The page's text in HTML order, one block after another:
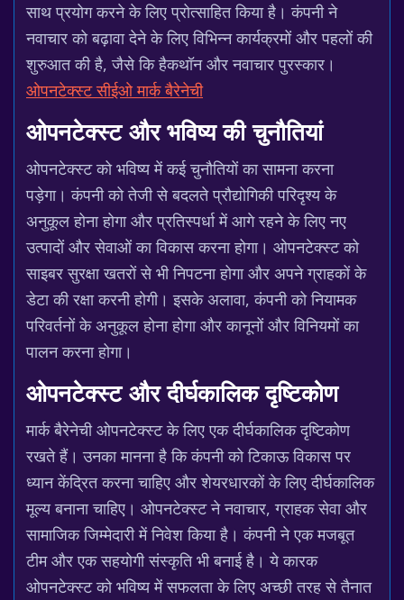
साथ प्रयोग करने के लिए प्रोत्साहित किया है। कंपनी ने
नवाचार को बढ़ावा देने के लिए विभिन्न कार्यक्रमों और पहलों की
शुरुआत की है, जैसे कि हैकथॉन और नवाचार पुरस्कार।
ओपनटेक्स्ट सीईओ मार्क बैरेनेची
ओपनटेक्स्ट और भविष्य की चुनौतियां
ओपनटेक्स्ट को भविष्य में कई चुनौतियों का सामना करना
पड़ेगा। कंपनी को तेजी से बदलते प्रौद्योगिकी परिदृश्य के
अनुकूल होना होगा और प्रतिस्पर्धा में आगे रहने के लिए नए
उत्पादों और सेवाओं का विकास करना होगा। ओपनटेक्स्ट को
साइबर सुरक्षा खतरों से भी निपटना होगा और अपने ग्राहकों के
डेटा की रक्षा करनी होगी। इसके अलावा, कंपनी को नियामक
परिवर्तनों के अनुकूल होना होगा और कानूनों और विनियमों का
पालन करना होगा।
ओपनटेक्स्ट और दीर्घकालिक दृष्टिकोण
मार्क बैरेनेची ओपनटेक्स्ट के लिए एक दीर्घकालिक दृष्टिकोण
रखते हैं। उनका मानना है कि कंपनी को टिकाऊ विकास पर
ध्यान केंद्रित करना चाहिए और शेयरधारकों के लिए दीर्घकालिक
मूल्य बनाना चाहिए। ओपनटेक्स्ट ने नवाचार, ग्राहक सेवा और
सामाजिक जिम्मेदारी में निवेश किया है। कंपनी ने एक मजबूत
टीम और एक सहयोगी संस्कृति भी बनाई है। ये कारक
ओपनटेक्स्ट को भविष्य में सफलता के लिए अच्छी तरह से तैनात